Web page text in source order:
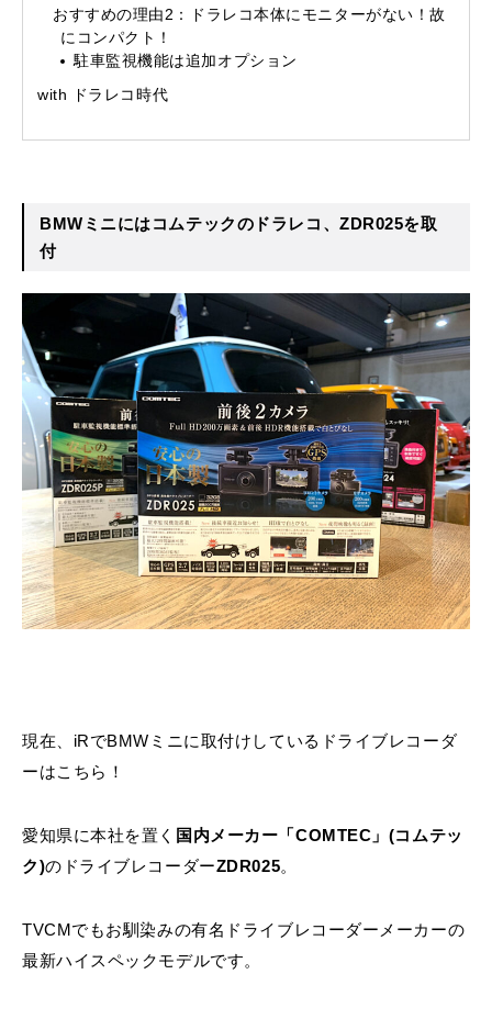
おすすめの理由2：ドラレコ本体にモニターがない！故
にコンパクト！
駐車監視機能は追加オプション
with ドラレコ時代
BMWミニにはコムテックのドラレコ、ZDR025を取
付
現在、iRでBMWミニに取付けしているドライブレコーダ
ーはこちら！
愛知県に本社を置く 国内メーカー「COMTEC 」(コムテッ
ク)のドライブレコーダーZDR025。
TVCMでもお馴染みの有名ドライブレコーダーメーカーの
最新ハイスペックモデルです。